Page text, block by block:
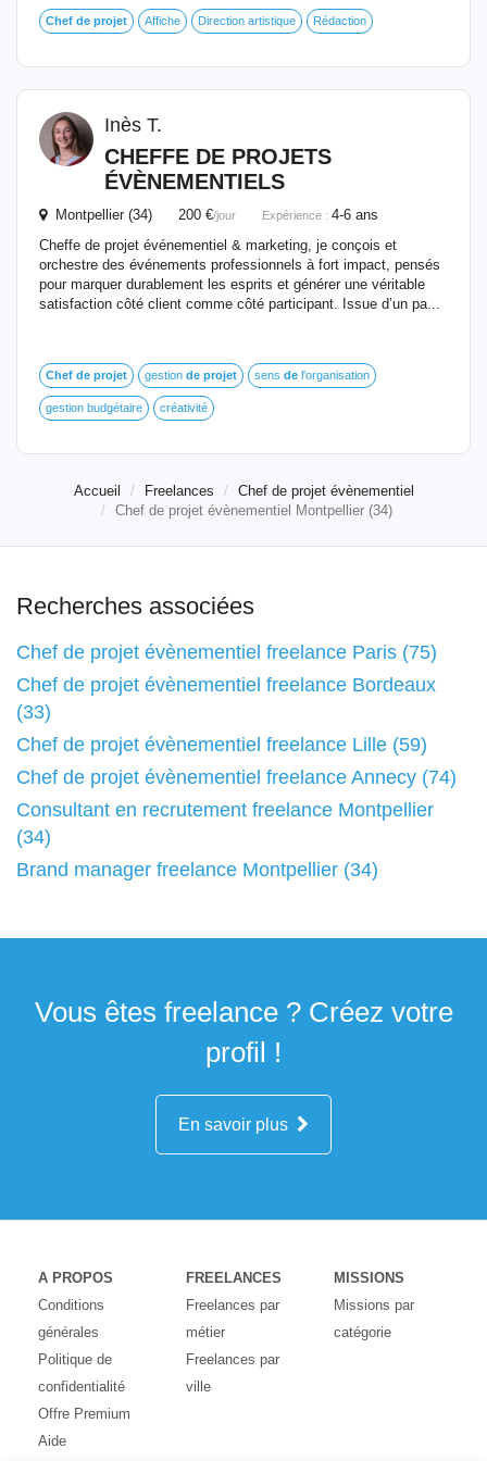
Chef de projet Affiche Direction artistique Rédaction
Inès T.
CHEFFE DE PROJETS
ÉVÈNEMENTIELS
Montpellier (34) 200 €/jour Expérience : 4-6 ans
Cheffe de projet événementiel & marketing, je conçois et
orchestre des événements professionnels à fort impact, pensés
pour marquer durablement les esprits et générer une véritable
satisfaction côté client comme côté participant. Issue d’un pa...
Chef de projet gestion de projet sens de l'organisation
gestion budgétaire créativité
Accueil Freelances
Chef de projet évènementiel
Chef de projet évènementiel Montpellier (34)
Recherches associées
Chef de projet évènementiel freelance Paris (75)
Chef de projet évènementiel freelance Bordeaux
(33)
Chef de projet évènementiel freelance Lille (59)
Chef de projet évènementiel freelance Annecy (74)
Consultant en recrutement freelance Montpellier
(34)
Brand manager freelance Montpellier (34)
Vous êtes freelance ? Créez votre
profil !
En savoir plus
A PROPOS
Conditions
générales
Politique de
confidentialité
Offre Premium
Aide
FREELANCES
Freelances par
métier
Freelances par
ville
MISSIONS
Missions par
catégorie